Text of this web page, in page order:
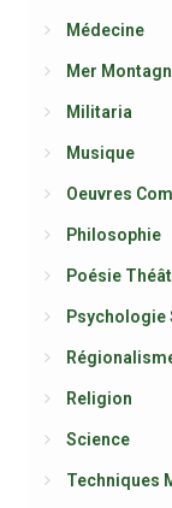
Médecine
Mer
Militaria
Musique
Oeuvres
Philosophie
Poésie
Religion
Science
Techniques